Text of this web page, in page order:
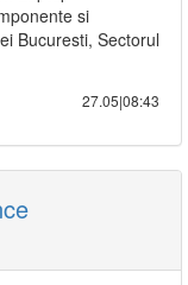
si
Bucuresti, Sectorul
27.05|08:43